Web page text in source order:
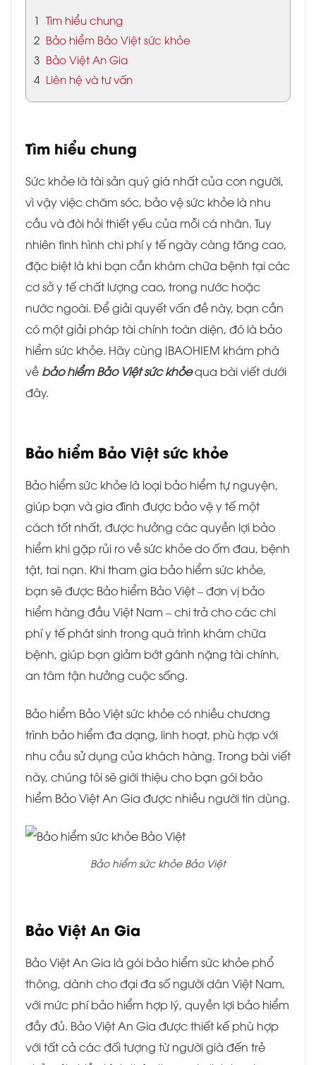
1 Tìm hiểu chung
2 Bảo hiểm Bảo Việt sức khỏe
3 Bảo Việt An Gia
4 Liên hệ và tư vấn
Tìm hiểu chung
Sức khỏe là tài sản quý giá nhất của con người,
vì vậy việc chăm sóc, bảo vệ sức khỏe là nhu
cầu và đòi hỏi thiết yếu của mỗi cá nhân. Tuy
nhiên tình hình chi phí y tế ngày càng tăng cao,
đặc biệt là khi bạn cần khám chữa bệnh tại các
cơ sở y tế chất lượng cao, trong nước hoặc
nước ngoài. Để giải quyết vấn đề này, bạn cần
có một giải pháp tài chính toàn diện, đó là bảo
hiểm sức khỏe. Hãy cùng IBAOHIEM khám phá
về bảo hiểm Bảo Việt sức khỏequa bài viết dưới
đây.
Bảo hiểm Bảo Việt sức khỏe
Bảo hiểm sức khỏe là loại bảo hiểm tự nguyện,
giúp bạn và gia đình được bảo vệ y tế một
cách tốt nhất, được hưởng các quyền lợi bảo
hiểm khi gặp rủi ro về sức khỏe do ốm đau, bệnh
tật, tai nạn. Khi tham gia bảo hiểm sức khỏe,
bạn sẽ được Bảo hiểm Bảo Việt – đơn vị bảo
hiểm hàng đầu Việt Nam – chi trả cho các chi
phí y tế phát sinh trong quá trình khám chữa
bệnh, giúp bạn giảm bớt gánh nặng tài chính,
an tâm tận hưởng cuộc sống.
Bảo hiểm Bảo Việt sức khỏe có nhiều chương
trình bảo hiểm đa dạng, linh hoạt, phù hợp với
nhu cầu sử dụng của khách hàng. Trong bài viết
này, chúng tôi sẽ giới thiệu cho bạn gói bảo
hiểm Bảo Việt An Gia được nhiều người tin dùng.
Bảo hiểm sức khỏe Bảo Việt
Bảo Việt An Gia
Bảo Việt An Gia là gói bảo hiểm sức khỏe phổ
thông, dành cho đại đa số người dân Việt Nam,
với mức phí bảo hiểm hợp lý, quyền lợi bảo hiểm
đầy đủ. Bảo Việt An Gia được thiết kế phù hợp
với tất cả các đối tượng từ người già đến trẻ